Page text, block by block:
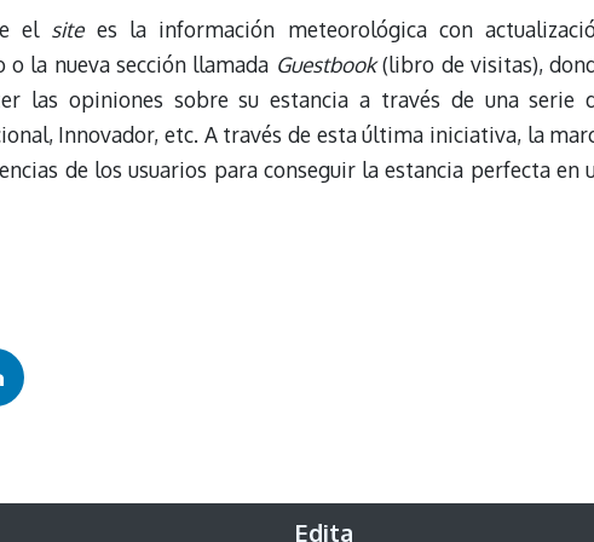
el sitees la información meteorológica con
la nueva sección llamada Guestbook(libro de visitas),
las opiniones sobre su estancia a través de una serie
Innovador, etc. A través de esta última iniciativa, la
de los usuarios para conseguir la estancia perfecta en
Edita